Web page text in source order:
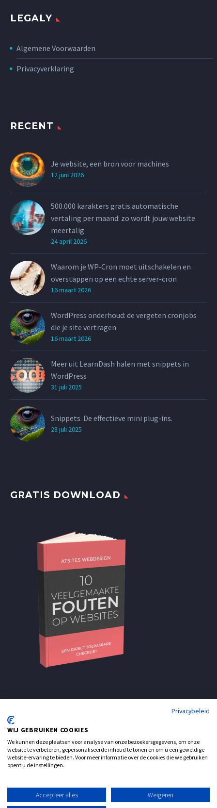
LEGALY
Algemene Voorwaarden
Privacyverklaring
RECENT
Je website, een bron voor machines
12 juni 2026
500.000 karakters gratis automatische
vertaling per maand: zo wordt jouw website
meertalig
24 april 2026
Waarom je WP-Cron moet uitschakelen en
overstappen op een echte server-cron
16 maart 2026
WordPress onderhoud: de vergeten cronjobs
die je site vertragen
16 maart 2026
Meer uit LearnDash halen met snippets in
WordPress
31 juli 2025
Snippets. De effectieve mini plug-ins.
28 juli 2025
GRATIS DOWNLOAD
Privacybeleid
WIJ GEBRUIKEN COOKIES
We kunnen deze plaatsen voor analyse van onze bezoekersgegevens, om onze
website te verbeteren, gepersonaliseerde inhoud te tonen en om u een geweldige
website-ervaring te bieden. Voor meer informatie over de cookies die we gebruiken
opent u de instellingen.
Accepteer alles Weigeren